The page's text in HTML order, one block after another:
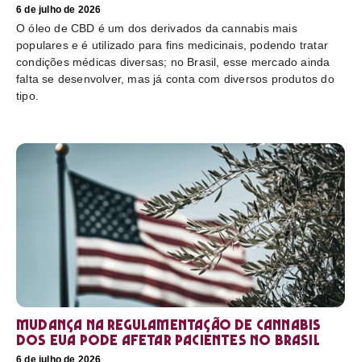
6 de julho de 2026
O óleo de CBD é um dos derivados da cannabis mais
populares e é utilizado para fins medicinais, podendo tratar
condições médicas diversas; no Brasil, esse mercado ainda
falta se desenvolver, mas já conta com diversos produtos do
tipo.
Mudança na regulamentação de cannabis
dos EUA pode afetar pacientes no Brasil
6 de julho de 2026